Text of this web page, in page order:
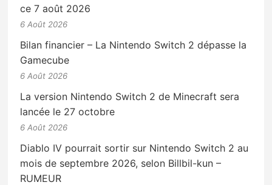
ce 7 août 2026
6 Août 2026
Bilan financier – La Nintendo Switch 2 dépasse la
Gamecube
6 Août 2026
La version Nintendo Switch 2 de Minecraft sera
lancée le 27 octobre
6 Août 2026
Diablo IV pourrait sortir sur Nintendo Switch 2 au
mois de septembre 2026, selon Billbil-kun –
RUMEUR